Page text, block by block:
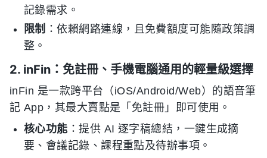
記錄需求。
限制 ：依賴網路連線，且免費額度可能隨政策調
整。
2. inFin：免註冊、手機電腦通用的輕量級選擇
inFin 是一款跨平台（iOS/Android/Web）的語音筆
記 App，其最大賣點是「免註冊」即可使用。
核心功能 ：提供 AI 逐字稿總結，一鍵生成摘
要、會議記錄、課程重點及待辦事項。